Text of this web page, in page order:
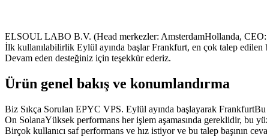
ELSOUL LABO B.V. (Head merkezler: AmsterdamHollanda, CEO:
İlk kullanılabilirlik Eylül ayında başlar Frankfurt, en çok talep edilen
Devam eden desteğiniz için teşekkür ederiz.
Ürün genel bakış ve konumlandırma
Biz Sıkça Sorulan EPYC VPS. Eylül ayında başlayarak
On SolanaYüksek performans her işlem aşamasında gereklidir, bu
Birçok kullanıcı saf performans ve hız istiyor ve bu talep başının